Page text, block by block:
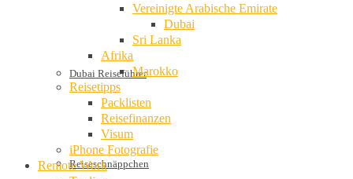
Dubai Reiseführer
Reiseschnäppchen
Vereinigte Arabische Emirate
Dubai
Sri Lanka
Afrika
Marokko
Reisetipps
Packlisten
Reisefinanzen
Visum
iPhone Fotografie
Remote Work